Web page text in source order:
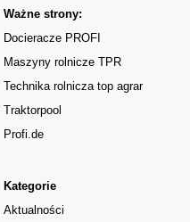
Kategorie
Aktualności
Ważne strony:
Docieracze PROFI
Maszyny rolnicze TPR
Technika rolnicza top agrar
Traktorpool
Profi.de